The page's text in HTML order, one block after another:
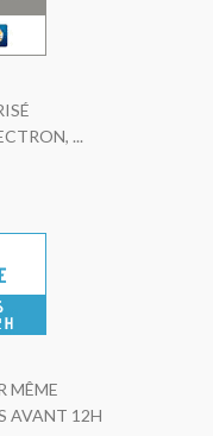
...
MÊME
AVANT 12H